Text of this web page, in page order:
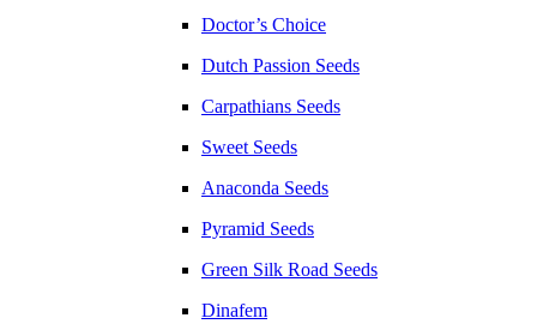
Doctor’s Choice
Dutch Passion Seeds
Carpathians Seeds
Sweet Seeds
Anaconda Seeds
Pyramid Seeds
Green Silk Road Seeds
Dinafem